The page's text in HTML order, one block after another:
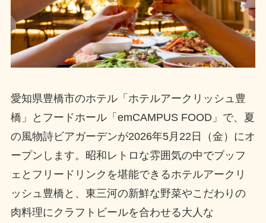
愛知県豊橋市のホテル「ホテルアークリッシュ豊
橋」とフードホール「emCAMPUS FOOD」で、夏
の風物詩ビアガーデンが2026年5月22日（金）にオ
ープンします。昭和レトロな雰囲気の中でブッフ
ェとフリードリンクを堪能できるホテルアークリ
ッシュ豊橋と、東三河の新鮮な野菜やこだわりの
肉料理にクラフトビールを合わせる大人な